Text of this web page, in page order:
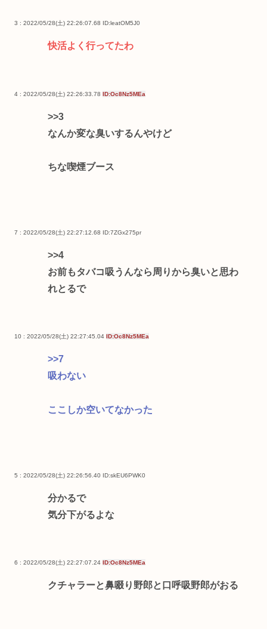
3 : 2022/05/28(土) 22:26:07.68 ID:leatOM5J0
快活よく行ってたわ
4 : 2022/05/28(土) 22:26:33.78 ID:Oc8Nz5MEa
>>3
なんか変な臭いするんやけど
ちな喫煙ブース
7 : 2022/05/28(土) 22:27:12.68 ID:7ZGx275pr
>>4
お前もタバコ吸うんなら周りから臭いと思わ
れとるで
10 : 2022/05/28(土) 22:27:45.04 ID:Oc8Nz5MEa
>>7
吸わない
ここしか空いてなかった
5 : 2022/05/28(土) 22:26:56.40 ID:skEU6PWK0
分かるで
気分下がるよな
6 : 2022/05/28(土) 22:27:07.24 ID:Oc8Nz5MEa
クチャラーと鼻啜り野郎と口呼吸野郎がおる